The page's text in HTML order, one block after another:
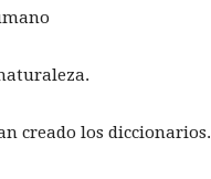
creado los diccionarios.